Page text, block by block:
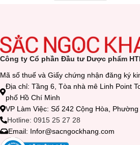
Công ty Cổ phần Đầu tư Dược phẩm
Mã số thuế và Giấy chứng nhận đăng ký
Địa chỉ: Tầng 6, Tòa nhà mê Linh Point
phố Hồ Chí Minh
VP Làm Việc: Số 242 Cộng Hòa,
Hotline: 0915 25 27 28
Email: Infor@sacngockhang.com